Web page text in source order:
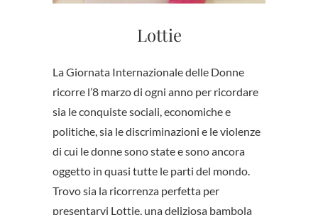
Lottie
La Giornata Internazionale delle Donne
ricorre l’8 marzo di ogni anno per ricordare
sia le conquiste sociali, economiche e
politiche, sia le discriminazioni e le violenze
di cui le donne sono state e sono ancora
oggetto in quasi tutte le parti del mondo.
Trovo sia la ricorrenza perfetta per
presentarvi Lottie, una deliziosa bambola